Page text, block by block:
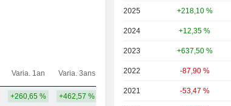
Varia. 1an Varia. 3ans Capi.($)
+260,65 % +462,57 %
2025 +218,10 %
2024 +12,35 %
2023 +637,50 %
2022 -87,90 %
2021 -53,47 %